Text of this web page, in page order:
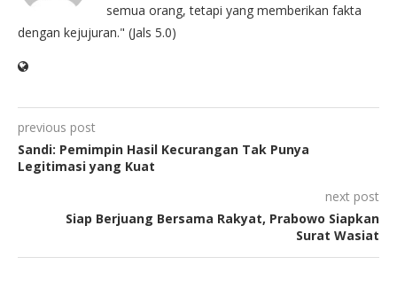
semua orang, tetapi yang memberikan fakta
dengan kejujuran." (Jals 5.0)
previous post
Sandi: Pemimpin Hasil Kecurangan Tak Punya
Legitimasi yang Kuat
next post
Siap Berjuang Bersama Rakyat, Prabowo Siapkan
Surat Wasiat